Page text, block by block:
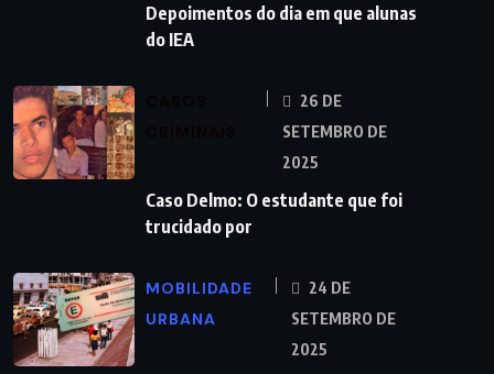
Depoimentos do dia em que alunas
do IEA
26 DE
SETEMBRO DE
2025
Caso Delmo: O estudante que foi
trucidado por
MOBILIDADE
URBANA
24 DE
SETEMBRO DE
2025